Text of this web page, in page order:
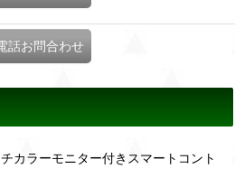
話お問合わせ
カラーモニター付きスマートコント